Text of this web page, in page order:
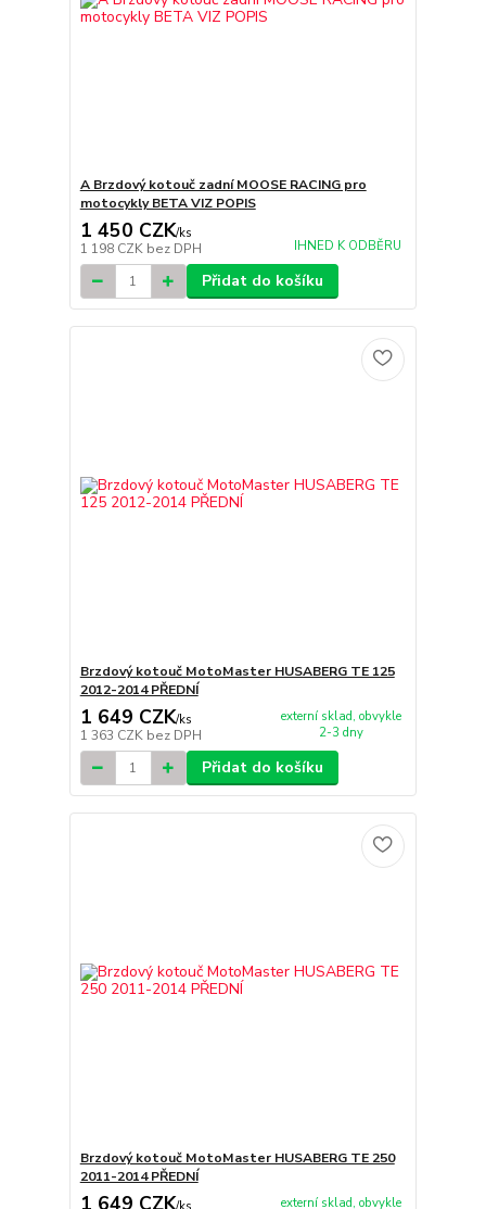
A Brzdový kotouč zadní MOOSE RACING pro
motocykly BETA VIZ POPIS
1 450 CZK/ks
1 198 CZK bez DPH IHNED K ODBĚRU
Přidat do košíku
Brzdový kotouč MotoMaster HUSABERG TE 125
2012-2014 PŘEDNÍ
1 649 CZK/ks
1 363 CZK bez DPH
externí sklad, obvykle
2-3 dny
Přidat do košíku
Brzdový kotouč MotoMaster HUSABERG TE 250
2011-2014 PŘEDNÍ
1 649 CZK
externí sklad, obvykle